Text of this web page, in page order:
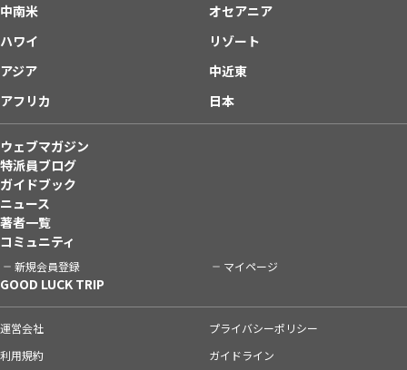
中南米
オセアニア
ハワイ
リゾート
アジア
中近東
アフリカ
日本
ウェブマガジン
特派員ブログ
ガイドブック
ニュース
著者一覧
コミュニティ
新規会員登録 マイページ
GOOD LUCK TRIP
運営会社
プライバシーポリシー
利用規約
ガイドライン